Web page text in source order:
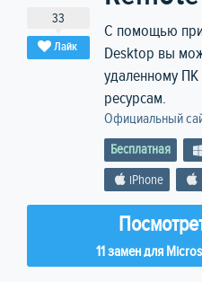
33
Лайк
С помощью
Desktop вы
удаленному
ресурсам.
Официальный
Бесплатная
iPhone
11 замен для